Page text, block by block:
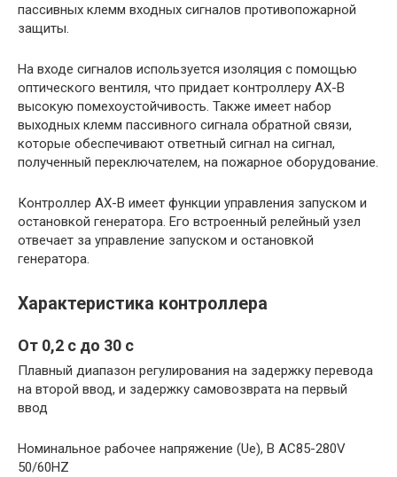
пассивных клемм входных сигналов противопожарной
защиты.
На входе сигналов используется изоляция с помощью
оптического вентиля, что придает контроллеру АХ-В
высокую помехоустойчивость. Также имеет набор
выходных клемм пассивного сигнала обратной связи,
которые обеспечивают ответный сигнал на сигнал,
полученный переключателем, на пожарное оборудование.
Контроллер АХ-В имеет функции управления запуском и
остановкой генератора. Его встроенный релейный узел
отвечает за управление запуском и остановкой
генератора.
Характеристика контроллера
От 0,2 с до 30 с
Плавный диапазон регулирования на задержку перевода
на второй ввод, и задержку самовозврата на первый
ввод
Номинальное рабочее напряжение (Ue), В AC85-280V
50/60HZ